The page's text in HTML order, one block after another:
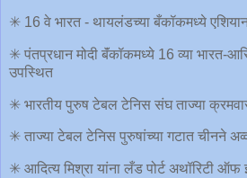
✳ 16 वे भारत - थायलंडच्या बँकॉकमध्ये
✳ पंतप्रधान मोदी बॅंकॉकमध्ये 16 व्या भारत-
उपस्थित
✳ भारतीय पुरुष टेबल टेनिस संघ ताज्या
✳ ताज्या टेबल टेनिस पुरुषांच्या गटात चीनने
✳ आदित्य मिश्रा यांना लँड पोर्ट अथॉरिटी ऑफ